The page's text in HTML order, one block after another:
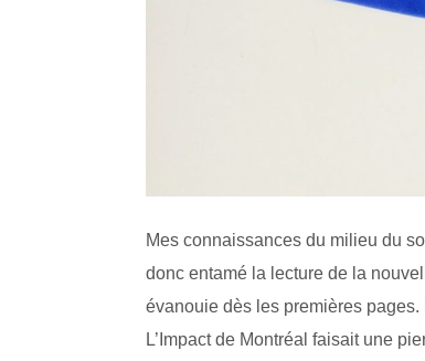
Mes connaissances du milieu du
donc entamé la lecture de la
évanouie dès les premières
L’Impact de Montréal faisait une